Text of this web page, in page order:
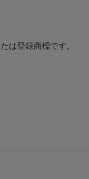
は登録商標です。